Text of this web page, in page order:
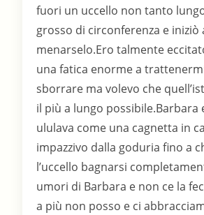
fuori un uccello non tanto
grosso di circonferenza e iniziò
menarselo.Ero talmente
una fatica enorme a
sborrare ma volevo che
il più a lungo possibile.Barbara
ululava come una cagnetta in
impazzivo dalla goduria fino a
l’uccello bagnarsi
umori di Barbara e non ce la
a più non posso e ci